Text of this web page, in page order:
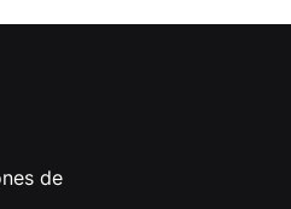
de